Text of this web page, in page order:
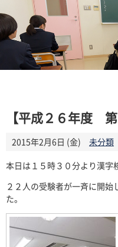
【平成２６年度
2015年2月6日 (金)
未分類
本日は１５時３０分より漢字
２２人の受験者が一斉に開
た。